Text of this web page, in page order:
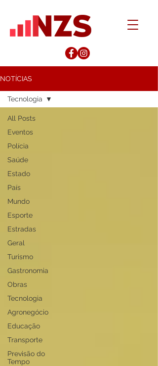
NOTÍCIAS
All Posts
Eventos
Polícia
Saúde
Estado
País
Mundo
Esporte
Estradas
Geral
Turismo
Gastronomia
Obras
Tecnologia
Agronegócio
Educação
Transporte
Previsão do
Tempo
Tecnologia